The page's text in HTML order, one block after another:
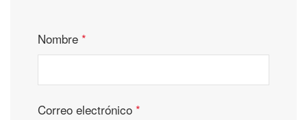
Nombre *
Correo electrónico *